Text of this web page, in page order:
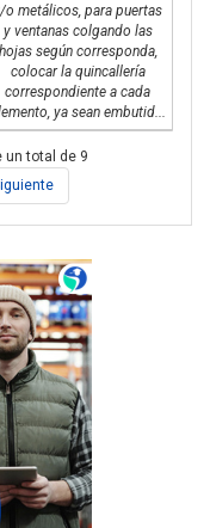
o metálicos, para puertas
y ventanas colgando las
hojas según corresponda,
colocar la quincallería
correspondiente a cada
ya sean embutid...
un total de 9